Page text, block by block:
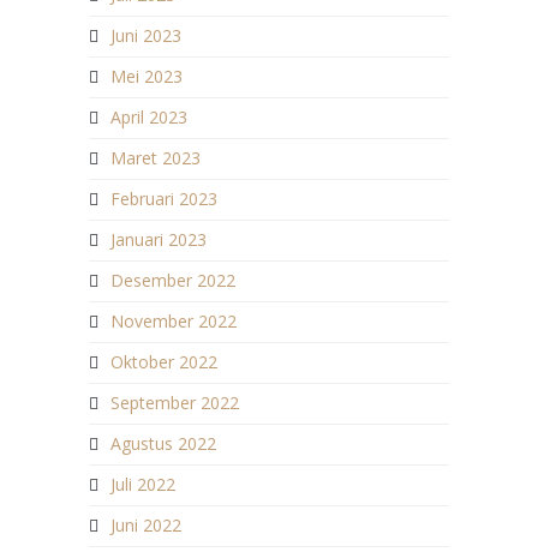
Juni 2023
Mei 2023
April 2023
Maret 2023
Februari 2023
Januari 2023
Desember 2022
November 2022
Oktober 2022
September 2022
Agustus 2022
Juli 2022
Juni 2022